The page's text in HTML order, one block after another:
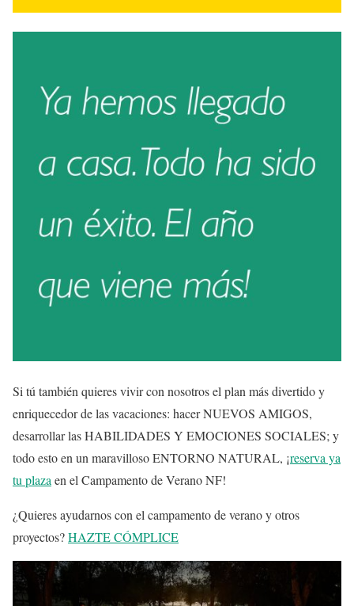
Si tú también quieres vivir con nosotros el plan más divertido y
enriquecedor de las vacaciones: hacer NUEVOS AMIGOS,
desarrollar las HABILIDADES Y EMOCIONES SOCIALES; y
todo esto en un maravilloso ENTORNO NATURAL, ¡reserva ya
tu plaza en el Campamento de Verano NF!
¿Quieres ayudarnos con el campamento de verano y otros
proyectos?HAZTE CÓMPLICE